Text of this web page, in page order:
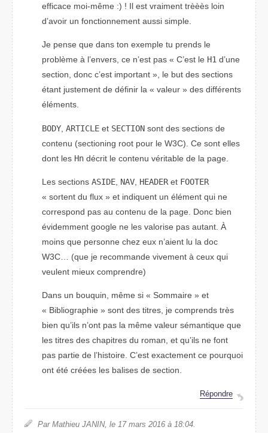
efficace moi-même :) ! Il est vraiment trèèès loin
d’avoir un fonctionnement aussi simple.
Je pense que dans ton exemple tu prends le
problème à l’envers, ce n’est pas
C’est le H1d’une
section, donc c’est important
, le but des sections
étant justement de définir la « valeur » des différents
éléments.
BODY, ARTICLEet SECTIONsont des sections de
contenu (sectioning rootpour le W3C). Ce sont elles
dont les Hndécrit le contenu véritable de la page.
Les sections ASIDE, NAV, HEADERet FOOTER
« sortent du flux » et indiquent un élément qui ne
correspond pas au contenu de la page. Donc bien
évidemment google ne les valorise pas autant. À
moins que personne chez eux n’aient lu la doc
W3C… (que je recommande vivement à ceux qui
veulent mieux comprendre)
Dans un bouquin, même si « Sommaire » et
« Bibliographie » sont des titres, je comprends très
bien qu’ils n’ont pas la même valeur sémantique que
les titres des chapitres du roman, et qu’ils ne font
pas partie de l’histoire. C’est exactement ce pourquoi
ont été créées les balises de section.
Répondre
Par Mathieu JANIN, le 17 mars 2016 à 18:04.